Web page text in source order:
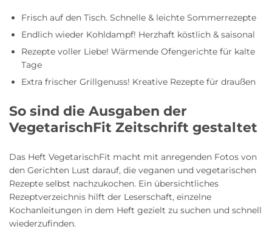
Frisch auf den Tisch. Schnelle & leichte Sommerrezepte
Endlich wieder Kohldampf! Herzhaft köstlich & saisonal
Rezepte voller Liebe! Wärmende Ofengerichte für kalte
Tage
Extra frischer Grillgenuss! Kreative Rezepte für draußen
So sind die Ausgaben der
VegetarischFit Zeitschrift gestaltet
Das Heft VegetarischFit macht mit anregenden Fotos von
den Gerichten Lust darauf, die veganen und vegetarischen
Rezepte selbst nachzukochen. Ein übersichtliches
Rezeptverzeichnis hilft der Leserschaft, einzelne
Kochanleitungen in dem Heft gezielt zu suchen und schnell
wiederzufinden.